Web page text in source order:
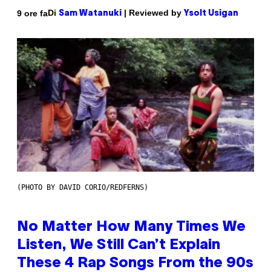
9 ore faDi Sam Watanuki | Reviewed by Ysolt Usigan
(PHOTO BY DAVID CORIO/REDFERNS)
No Matter How Many Times We
Listen, We Still Can’t Explain
These 4 Rap Songs From the 90s